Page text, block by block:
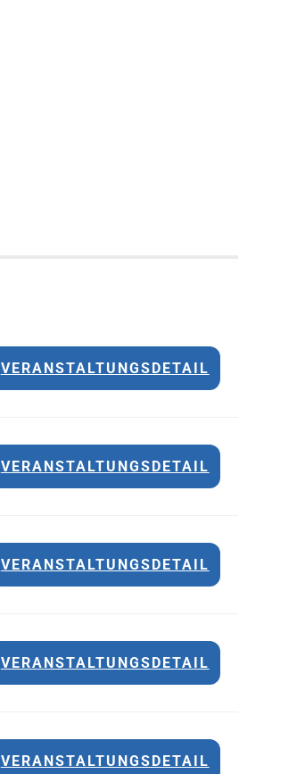
VERANSTALTUNGSDETAIL
VERANSTALTUNGSDETAIL
VERANSTALTUNGSDETAIL
VERANSTALTUNGSDETAIL
VERANSTALTUNGSDETAIL